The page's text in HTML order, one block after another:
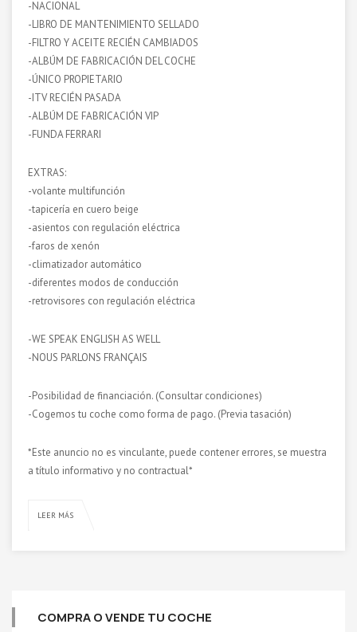
-NACIONAL
-LIBRO DE MANTENIMIENTO SELLADO
-FILTRO Y ACEITE RECIÉN CAMBIADOS
-ALBÚM DE FABRICACIÓN DEL COCHE
-ÚNICO PROPIETARIO
-ITV RECIÉN PASADA
-ALBÚM DE FABRICACIÓN VIP
-FUNDA FERRARI
EXTRAS:
-volante multifunción
-tapicería en cuero beige
-asientos con regulación eléctrica
-faros de xenón
-climatizador automático
-diferentes modos de conducción
-retrovisores con regulación eléctrica
-WE SPEAK ENGLISH AS WELL
-NOUS PARLONS FRANÇAIS
-Posibilidad de financiación. (Consultar condiciones)
-Cogemos tu coche como forma de pago. (Previa tasación)
*Este anuncio no es vinculante, puede contener errores, se muestra
a título informativo y no contractual*
LEER MÁS
COMPRA O VENDE TU COCHE